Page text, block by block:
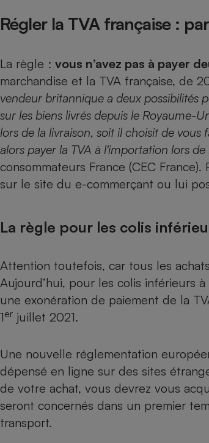
Régler la TVA française :
La règle : vous n’avez pas à payer
marchandise et la TVA française, de
vendeur britannique a deux possibilités
sur les biens livrés depuis le Royaume-
lors de la livraison, soit il choisit de
alors payer la TVA à l'importation lors de
consommateurs France (CEC
sur le site du e-commerçant ou lui
La règle pour les colis
Attention toutefois, car tous les
Aujourd’hui, pour les colis inférieurs
une exonération de paiement de la
1er juillet 2021.
Une nouvelle réglementation
dépensé en ligne sur des sites
de votre achat, vous devrez vous
seront concernés dans un premier
transport.